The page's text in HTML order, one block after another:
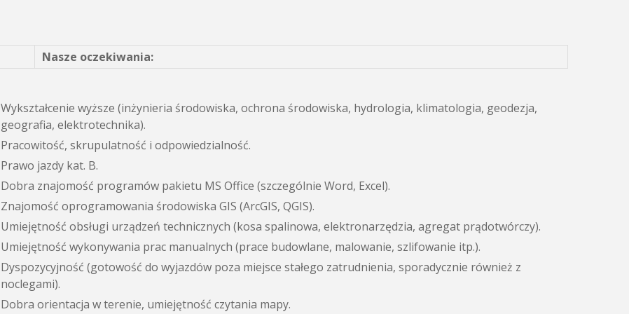
Nasze oczekiwania:
Wykształcenie wyższe (inżynieria środowiska, ochrona środowiska, hydrologia, klimatologia, geodezja,
geografia, elektrotechnika).
Pracowitość, skrupulatność i odpowiedzialność.
Prawo jazdy kat. B.
Dobra znajomość programów pakietu MS Office (szczególnie Word, Excel).
Znajomość oprogramowania środowiska GIS (ArcGIS, QGIS).
Umiejętność obsługi urządzeń technicznych (kosa spalinowa, elektronarzędzia, agregat prądotwórczy).
Umiejętność wykonywania prac manualnych (prace budowlane, malowanie, szlifowanie itp.).
Dyspozycyjność (gotowość do wyjazdów poza miejsce stałego zatrudnienia, sporadycznie również z
noclegami).
Dobra orientacja w terenie, umiejętność czytania mapy.